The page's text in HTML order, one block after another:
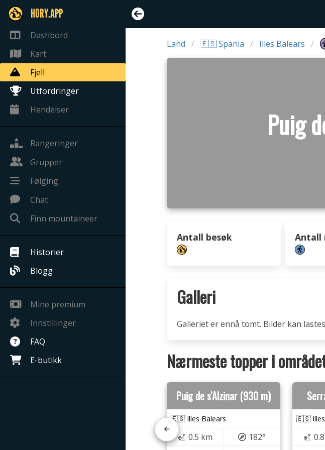
HORY.APP
Dashbord
Kart
Fjell
Utfordringer
Hendelser
Rangeringer
Grupper
Følging
Chat
Finn mountaineer
Historier
Blogg
Mine premium
Innstillinger
FAQ
E-butikk
Land 🇪🇸 Spania Illes Balears
Puig
Antall besøk Antall
Galleri
Galleriet er ennå tomt. Bilder kan
Nærmeste topper i
Puig de s'Alzinar (930 m)
🇪🇸 Illes Balears
0.5 km
182°
🇪🇸 Illes